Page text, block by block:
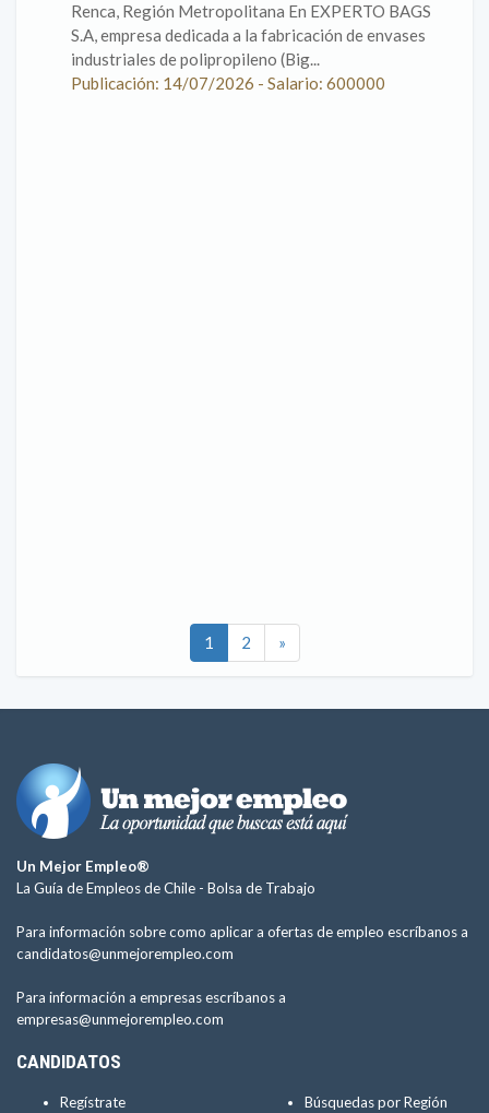
Renca, Región Metropolitana En EXPERTO BAGS
S.A, empresa dedicada a la fabricación de envases
industriales de polipropileno (Big...
Publicación: 14/07/2026 - Salario: 600000
1 2 »
Un Mejor Empleo®
La Guía de Empleos de Chile - Bolsa de Trabajo
Para información sobre como aplicar a ofertas de empleo escríbanos a
candidatos@unmejorempleo.com
Para información a empresas escríbanos a
empresas@unmejorempleo.com
CANDIDATOS
Regístrate Búsquedas por Región